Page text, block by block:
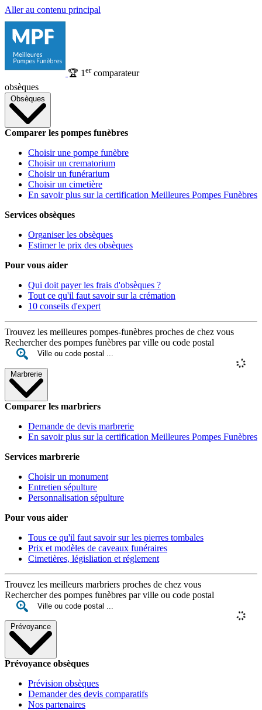
Aller au contenu principal
🏆 1 ercomparateur
obsèques
Obsèques
Comparer les pompes funèbres
Choisir une pompe funèbre
Choisir un crematorium
Choisir un funérarium
Choisir un cimetière
En savoir plus sur la certification Meilleures Pompes Funèbres
Services obsèques
Organiser les obsèques
Estimer le prix des obsèques
Pour vous aider
Qui doit payer les frais d'obsèques ?
Tout ce qu'il faut savoir sur la crémation
10 conseils d'expert
Trouvez les meilleures pompes-funèbres proches de chez vous
Rechercher des pompes funèbres par ville ou code postal
Marbrerie
Comparer les marbriers
Demande de devis marbrerie
En savoir plus sur la certification Meilleures Pompes Funèbres
Services marbrerie
Choisir un monument
Entretien sépulture
Personnalisation sépulture
Pour vous aider
Tous ce qu'il faut savoir sur les pierres tombales
Prix et modèles de caveaux funéraires
Cimetières, législiation et réglement
Trouvez les meilleurs marbriers proches de chez vous
Rechercher des pompes funèbres par ville ou code postal
Prévoyance
Prévoyance obsèques
Prévision obsèques
Demander des devis comparatifs
Nos partenaires